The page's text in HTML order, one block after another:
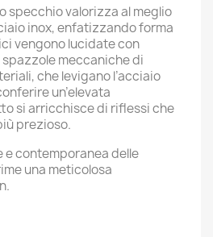
specchio valorizza al meglio
inox, enfatizzando forma
vengono lucidate con
spazzole meccaniche di
che levigano l’acciaio
un’elevata
si arricchisce di riflessi che
prezioso.
e contemporanea delle
una meticolosa